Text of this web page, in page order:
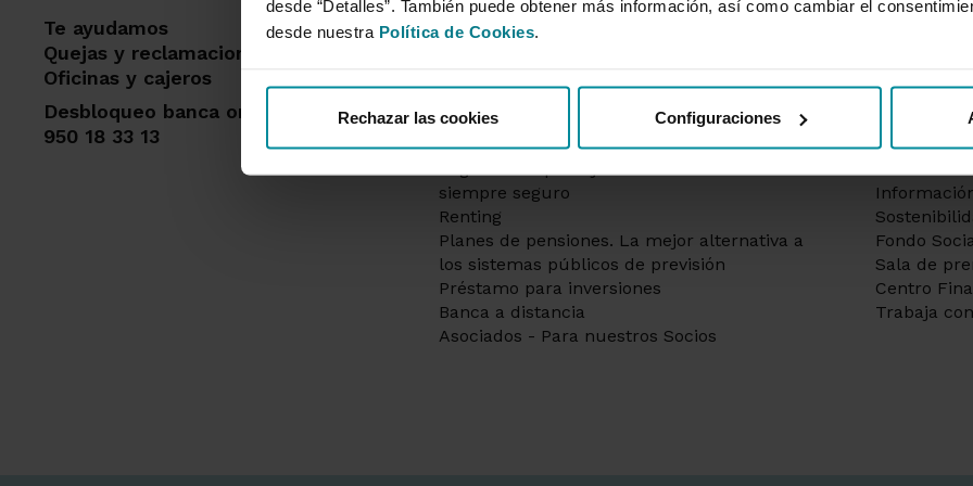
desde “Detalles”. También puede obtener más información, así como cambiar el
desde nuestra Política de Cookies
Rechazar las cookies Configuraciones
Te ayudamos
Quejas y reclamaciones
Oficinas y cajeros
Desbloqueo banca online
950 18 33 13
Destacados
Solicitar hipoteca | Préstamos hipotecarios
Tarjetas | Gran selección de débito y
crédito
siempre seguro
Renting
Planes de pensiones. La mejor alternativa a
los sistemas públicos de previsión
Préstamo para inversiones
Banca a distancia
Asociados - Para nuestros Socios
Gobierno
de
Fondo
Sala de
Centro
Trabaja